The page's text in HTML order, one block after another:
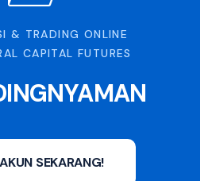
& TRADING ONLINE
CAPITAL FUTURES
SEKARANG!